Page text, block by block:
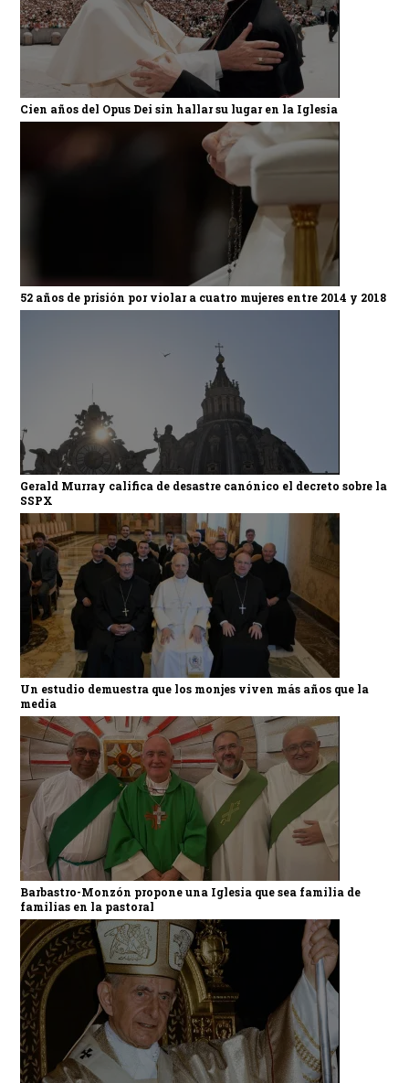
Cien años del Opus Dei sin hallar su lugar en la Iglesia
52 años de prisión por violar a cuatro mujeres entre 2014 y 2018
Gerald Murray califica de desastre canónico el decreto sobre la
SSPX
Un estudio demuestra que los monjes viven más años que la
media
Barbastro-Monzón propone una Iglesia que sea familia de
familias en la pastoral